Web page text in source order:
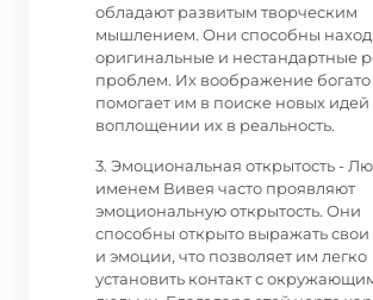
обладают развитым творческим
мышлением. Они способны
оригинальные и нестандартные
проблем. Их воображение богато
помогает им в поиске новых идей
воплощении их в реальность.
3. Эмоциональная открытость -
именем Вивея часто проявляют
эмоциональную открытость. Они
способны открыто выражать свои
и эмоции, что позволяет им легко
установить контакт с